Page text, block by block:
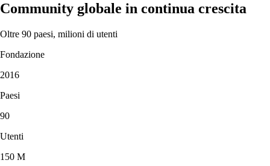
Community globale in continua crescita
Oltre 90 paesi, milioni di utenti
Fondazione
2016
Paesi
90
Utenti
150 M